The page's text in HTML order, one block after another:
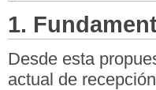
1.
Desde esta
actual de